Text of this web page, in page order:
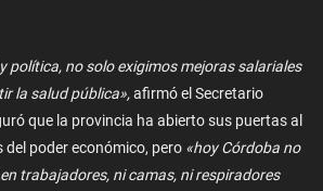
política, no solo exigimos mejoras salariales
la salud pública»,afirmó el Secretario
que la provincia ha abierto sus puertas al
poder económico, pero «hoy Córdoba no
trabajadores, ni camas, ni respiradores